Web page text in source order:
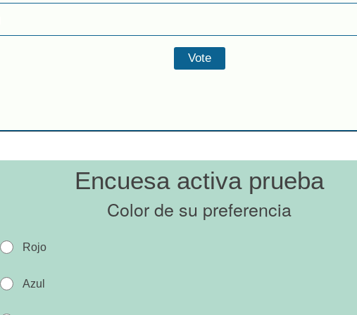
Encuesa activa prueba
Color de su preferencia
Rojo
Azul